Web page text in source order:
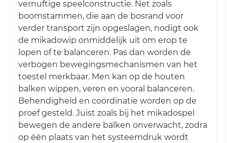
vernuftige speelconstructie. Net zoals
boomstammen, die aan de bosrand voor
verder transport zijn opgeslagen, nodigt ook
de mikadowip onmiddelijk uit om erop te
lopen of te balanceren. Pas dan worden de
verbogen bewegingsmechanismen van het
toestel merkbaar. Men kan op de houten
balken wippen, veren en vooral balanceren.
Behendigheid en coördinatie worden op de
proef gesteld. Juist zoals bij het mikadospel
bewegen de andere balken onverwacht, zodra
op één plaats van het systeemdruk wordt